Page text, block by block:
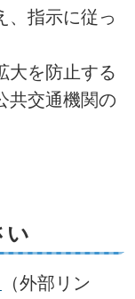
、指示に従っ
大を防止する
共交通機関の
い
（外部リン